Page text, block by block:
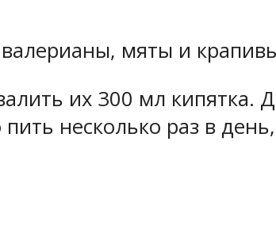
мяты и
их 300 мл кипятка.
несколько раз в